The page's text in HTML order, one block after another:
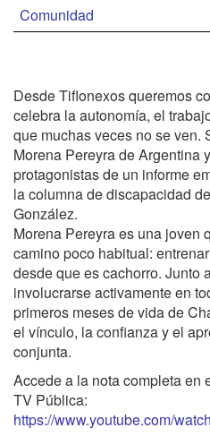
Comunidad
Desde Tiflonexos queremos
celebra la autonomía, el
que muchas veces no se ven.
Morena Pereyra de Argentina
protagonistas de un informe
la columna de discapacidad
González.
Morena Pereyra es una joven
camino poco habitual:
desde que es cachorro. Junto
involucrarse activamente en
primeros meses de vida de
el vínculo, la confianza y el
conjunta.
Accede a la nota completa en
TV Pública:
https://www.youtube.com/